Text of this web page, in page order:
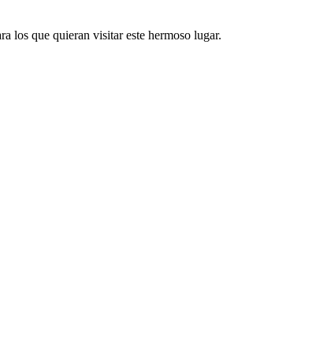
los que quieran visitar este hermoso lugar.